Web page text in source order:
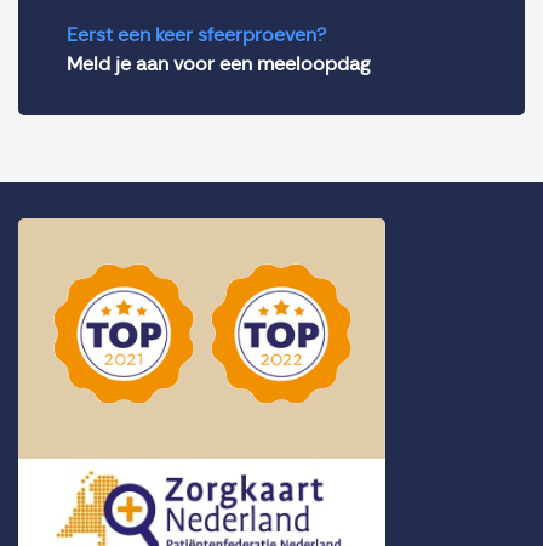
Eerst een keer sfeerproeven?
Meld je aan voor een meeloopdag